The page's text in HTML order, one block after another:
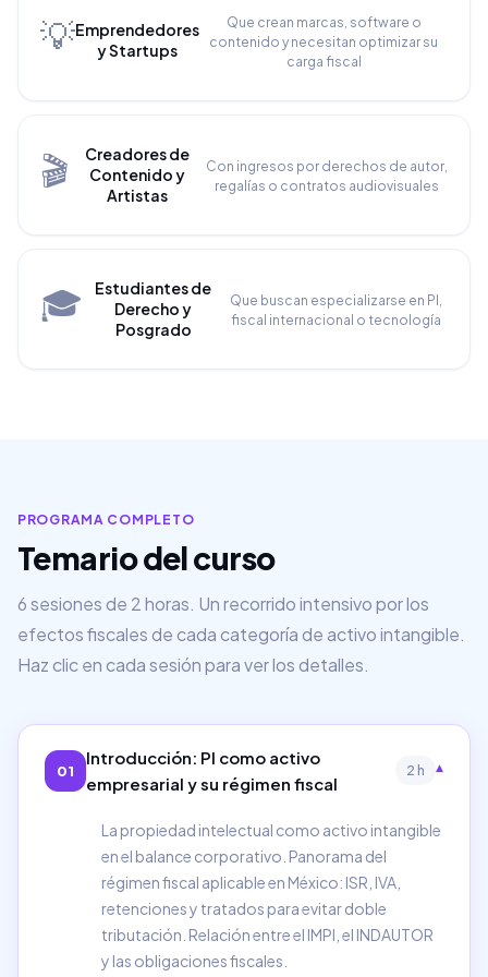
💡Emprendedores
y Startups
Que crean marcas, software o
contenido y necesitan optimizar su
carga fiscal
🎬
Creadores de
Contenido y
Artistas
Con ingresos por derechos de autor,
regalías o contratos audiovisuales
🎓
Estudiantes de
Derecho y
Posgrado
Que buscan especializarse en PI,
fiscal internacional o tecnología
PROGRAMA COMPLETO
Temario del curso
6 sesiones de 2 horas. Un recorrido intensivo por los
efectos fiscales de cada categoría de activo intangible.
Haz clic en cada sesión para ver los detalles.
01
Introducción: PI como activo
empresarial y su régimen fiscal
2 h ▾
La propiedad intelectual como activo intangible
en el balance corporativo. Panorama del
régimen fiscal aplicable en México: ISR, IVA,
retenciones y tratados para evitar doble
tributación. Relación entre el IMPI, el INDAUTOR
y las obligaciones fiscales.